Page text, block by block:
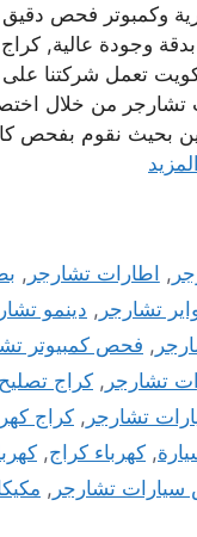
وكمبوتر فحص
وجودة عالية, كراج
تعمل شركتنا على
تشارجر من خلال
بحيث نقوم بفحص
, اطارات تشارجر ,
تشارجر , دينمو
, فحص كمبيوتر
تشارجر , كراج
تشارجر , كراج
, كهرباء كراج,
تشارجر ,